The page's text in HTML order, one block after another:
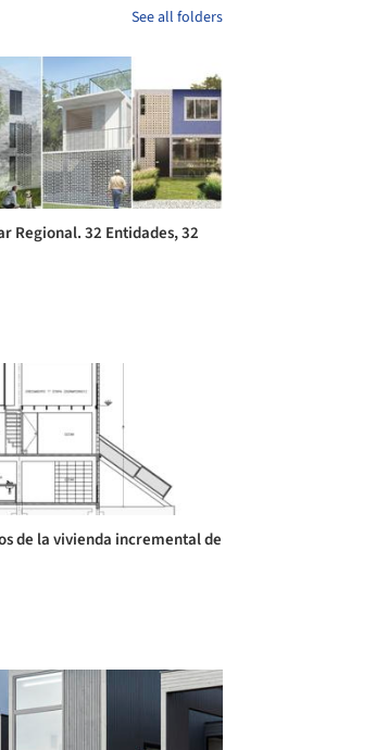
See all folders
Regional. 32 Entidades, 32
de la vivienda incremental de